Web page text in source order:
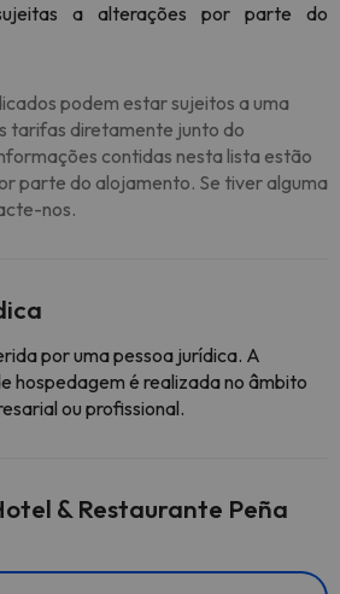
a alterações por parte do
podem estar sujeitos a uma
tarifas diretamente junto do
contidas nesta lista estão
parte do alojamento. Se tiver alguma
nos.
por uma pessoa jurídica. A
hospedagem é realizada no âmbito
ou profissional.
& Restaurante Peña